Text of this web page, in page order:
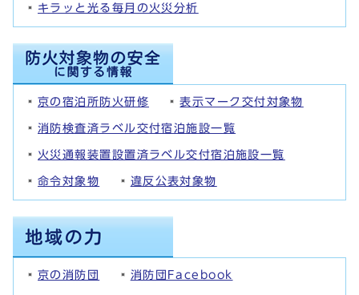
キラッと光る毎月の火災分析
京の宿泊所防火研修 表示マーク交付対象物
消防検査済ラベル交付宿泊施設一覧
火災通報装置設置済ラベル交付宿泊施設一覧
命令対象物 違反公表対象物
京の消防団 消防団Facebook